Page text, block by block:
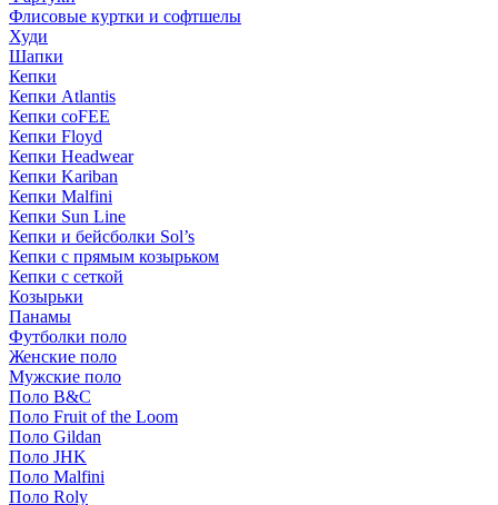
Флисовые куртки и софтшелы
Худи
Шапки
Кепки
Кепки Atlantis
Кепки coFEE
Кепки Floyd
Кепки Headwear
Кепки Kariban
Кепки Malfini
Кепки Sun Line
Кепки и бейсболки Sol’s
Кепки с прямым козырьком
Кепки с сеткой
Козырьки
Панамы
Футболки поло
Женские поло
Мужские поло
Поло B&C
Поло Fruit of the Loom
Поло Gildan
Поло JHK
Поло Malfini
Поло Roly